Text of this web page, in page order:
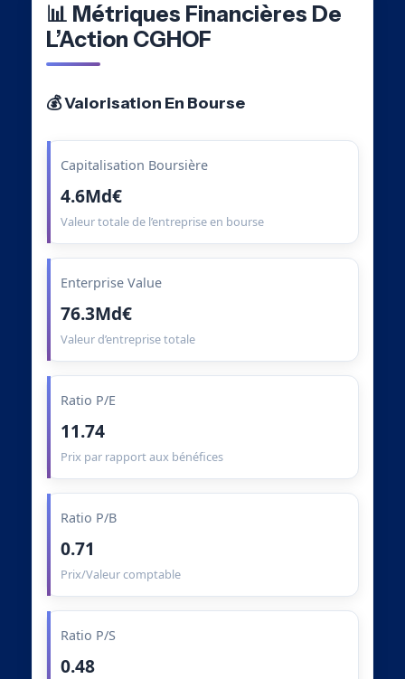
📊 Métriques Financières De
L’Action CGHOF
💰 Valorisation En Bourse
Capitalisation Boursière
4.6Md€
Valeur totale de l’entreprise en bourse
Enterprise Value
76.3Md€
Valeur d’entreprise totale
Ratio P/E
11.74
Prix par rapport aux bénéfices
Ratio P/B
0.71
Prix/Valeur comptable
Ratio P/S
0.48